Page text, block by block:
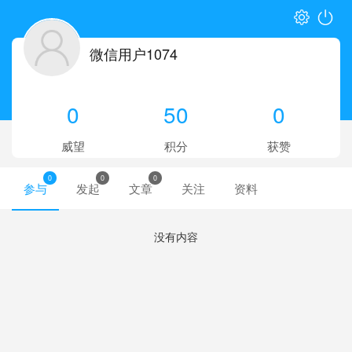
微信用户1074
0
威望
50
积分
0
获赞
参与
0
发起
0
文章
0
关注 资料
没有内容